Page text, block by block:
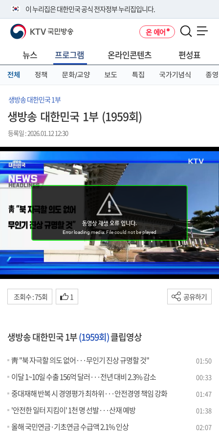
이 누리집은 대한민국 공식 전자정부 누리집입니다.
공식 누리집 주소 확인하기
니다.
이밖에 or.kr 또는 .kr등 다른 도메인 주소를 사용하고 있다면 아래 URL에
서 도메인 주소를 확인해 보세요
KTV 국민방송 온 에어
뉴스 프로그램 온라인콘텐츠 편성표
전체 정책 문화/교양 보도 특집 국가기념식 종영
생방송 대한민국 1부
생방송 대한민국 1부 (1959회)
등록일 : 2026.01.12 12:30
조회수 : 75회 1 공유하기
생방송 대한민국 1부(1959회)클립영상
靑 "북 자극할 의도 없어···무인기 진상 규명할 것" 01:50
이달 1~10일 수출 156억 달러···전년 대비 2.3% 감소 00:33
중대재해 반복 시 경영평가 최하위···안전경영 책임 강화 01:47
'안전한 일터 지킴이' 1천 명 선발···산재 예방 01:38
올해 국민연금·기초연금 수급액 2.1% 인상 02:07